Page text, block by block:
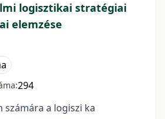
logisztikai stratégiai
elemzése
294
számára a logiszi ka